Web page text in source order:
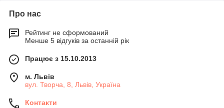
Про нас
Рейтинг не сформований
Менше 5 відгуків за останній рік
Працює з 15.10.2013
м. Львів
вул. Творча, 8, Львів, Україна
Контакти